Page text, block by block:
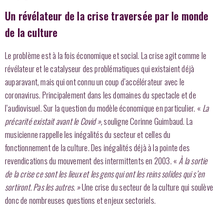
Un révélateur de la crise traversée par le monde
de la culture
Le problème est à la fois économique et social. La crise agit comme le
révélateur et le catalyseur des problématiques qui existaient déjà
auparavant, mais qui ont connu un coup d’accélérateur avec le
coronavirus. Principalement dans les domaines du spectacle et de
l’audiovisuel. Sur la question du modèle économique en particulier. « La
précarité existait avant le Covid »,souligne Corinne Guimbaud. La
musicienne rappelle les inégalités du secteur et celles du
fonctionnement de la culture. Des inégalités déjà à la pointe des
revendications du mouvement des intermittents en 2003. « À la sortie
de la crise ce sont les lieux et les gens qui ont les reins solides qui s’en
sortiront. Pas les autres. »Une crise du secteur de la culture qui soulève
donc de nombreuses questions et enjeux sectoriels.